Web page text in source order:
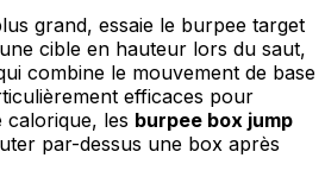
grand, essaie le burpee target
cible en hauteur lors du saut,
combine le mouvement de base
efficaces pour
calorique, les burpee box jump
par-dessus une box après